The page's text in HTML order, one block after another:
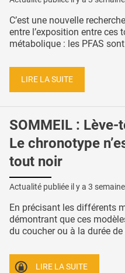
C’est une nouvelle
entre l’exposition entre ces
métabolique : les PFAS
LIRE LA SUITE
SOMMEIL :
Le chronotype
tout noir
Actualité publiée il y a 3
En précisant les différents
démontrant que ces
du coucher ou à la durée
LIRE LA SUITE